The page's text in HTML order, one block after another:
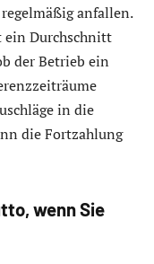
anfallen.
ein Durchschnitt
der Betrieb ein
in die
die Fortzahlung
wenn Sie